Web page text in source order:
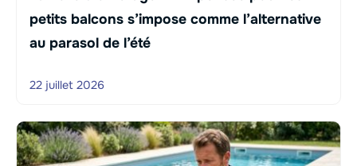
petits balcons s’impose comme l’alternative
au parasol de l’été
22 juillet 2026